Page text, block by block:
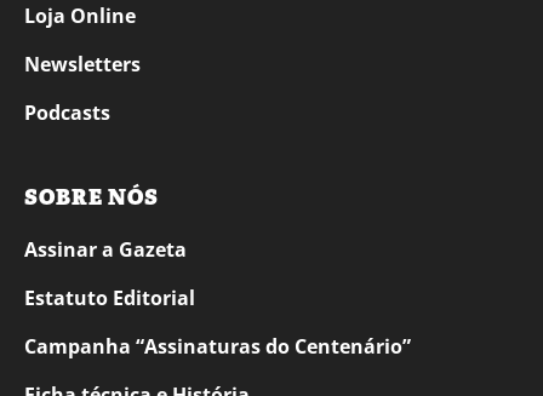
Loja Online
Newsletters
Podcasts
SOBRE NÓS
Assinar a Gazeta
Estatuto Editorial
Campanha “Assinaturas do Centenário”